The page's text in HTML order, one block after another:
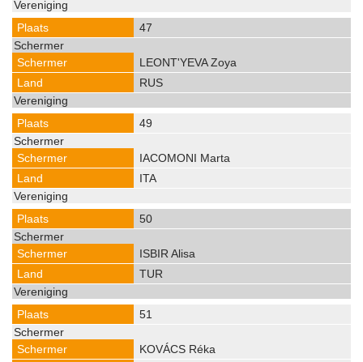
47
LEONT'YEVA Zoya
RUS
49
IACOMONI Marta
ITA
50
ISBIR Alisa
TUR
51
KOVÁCS Réka